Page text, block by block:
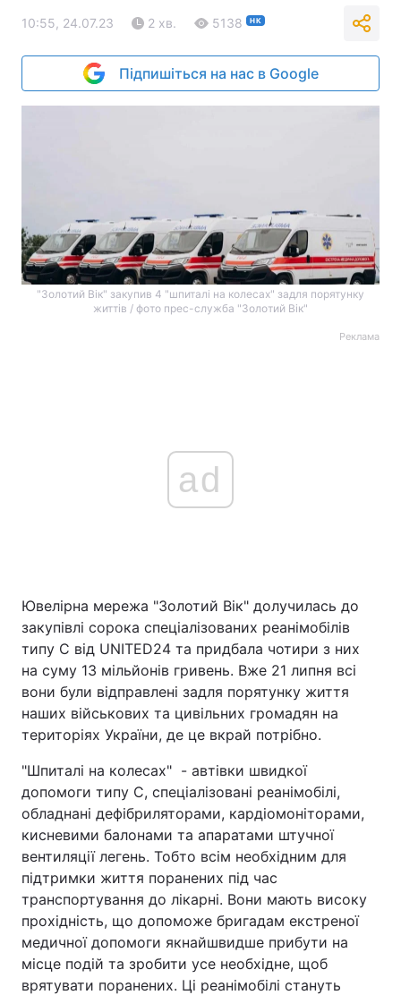
10:55, 24.07.23 2 хв. 5138 НК
Підпишіться на нас в Google
"Золотий Вік" закупив 4 "шпиталі на колесах" задля порятунку
життів / фото прес-служба "Золотий Вік"
Реклама
ad
Ювелірна мережа "Золотий Вік" долучилась до
закупівлі сорока спеціалізованих реанімобілів
типу С від UNITED24 та придбала чотири з них
на суму 13 мільйонів гривень. Вже 21 липня всі
вони були відправлені задля порятунку життя
наших військових та цивільних громадян на
територіях України, де це вкрай потрібно.
"Шпиталі на колесах" - автівки швидкої
допомоги типу С, спеціалізовані реанімобілі,
обладнані дефібриляторами, кардіомоніторами,
кисневими балонами та апаратами штучної
вентиляції легень. Тобто всім необхідним для
підтримки життя поранених під час
транспортування до лікарні. Вони мають високу
прохідність, що допоможе бригадам екстреної
медичної допомоги якнайшвидше прибути на
місце подій та зробити усе необхідне, щоб
врятувати поранених. Ці реанімобілі стануть